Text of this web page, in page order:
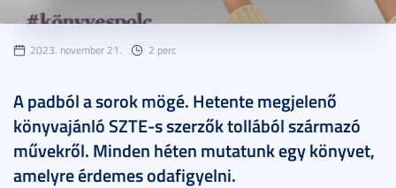
2023. november 21. 2 perc
A padból a sorok mögé. Hetente megjelenő
könyvajánló SZTE-s szerzők tollából származó
művekről. Minden héten mutatunk egy könyvet,
amelyre érdemes odafigyelni.